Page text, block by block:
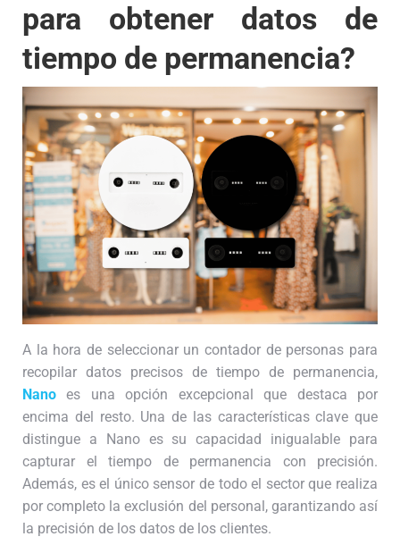
para obtener datos de
tiempo de permanencia?
A la hora de seleccionar un contador de personas para
recopilar datos precisos de tiempo de permanencia,
Nanoes una opción excepcional que destaca por
encima del resto. Una de las características clave que
distingue a Nano es su capacidad inigualable para
capturar el tiempo de permanencia con precisión.
Además, es el único sensor de todo el sector que realiza
por completo la exclusión del personal, garantizando así
la precisión de los datos de los clientes.